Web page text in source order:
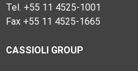
Tel. +55 11 4525-1001
Fax +55 11 4525-1665
CASSIOLI GROUP